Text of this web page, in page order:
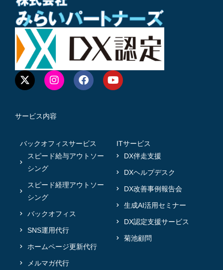
サービス内容
バックオフィスサービス
スピード給与アウトソー
シング
スピード経理アウトソー
シング
バックオフィス
SNS運用代行
ホームページ更新代行
メルマガ代行
ITサービス
DX伴走支援
DXヘルプデスク
DX改善事例報告会
生成AI活用セミナー
DX認定支援サービス
菊池顧問